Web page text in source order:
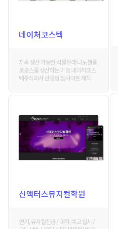
네이처코스텍
지속 생산 가능한 식물유래 나노셀룰
로오스를 생산하는 기업 네이처코스
텍주식회사 반응형 웹사이트 제작
신액터스뮤지컬학원
연기, 뮤지컬전공 / 대학, 예고 입시 /